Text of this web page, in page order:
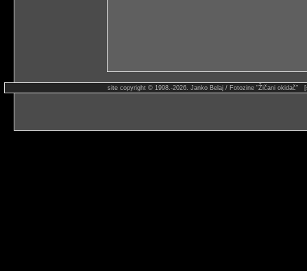
site copyright © 1998.-2026. Janko Belaj / Fotozine "Žičani okidač"